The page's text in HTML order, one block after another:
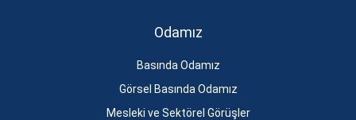
Odamız
Basında Odamız
Görsel Basında Odamız
Mesleki ve Sektörel Görüşler